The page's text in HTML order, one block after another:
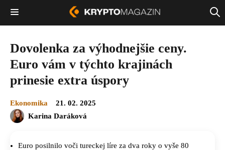
Dovolenka za výhodnejšie ceny.
Euro vám v týchto krajinách
prinesie extra úspory
Ekonomika
21. 02. 2025
Karina Daráková
Euro posilnilo voči tureckej líre za dva roky o vyše 80